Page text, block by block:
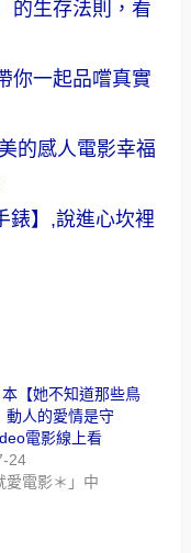
的生存法則，看
你一起品嚐真實
的感人電影幸福
【她不知道那些鳥
動人的愛情是守
電影線上看
24
愛電影＊」中